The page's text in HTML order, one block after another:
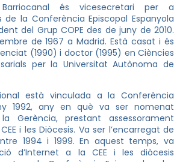
Barriocanal és vicesecretari per a
de la Conferència Episcopal Espanyola
del Grup COPE des de juny de 2010.
de 1967 a Madrid. Està casat i és
(1990) i doctor (1995) en Ciències
per la Universitat Autònoma de
està vinculada a la Conferència
1992, any en què va ser nomenat
Gerència, prestant assessorament
i les Diòcesis. Va ser l’encarregat de
1994 i 1999. En aquest temps, va
d’Internet a la CEE i les diòcesis